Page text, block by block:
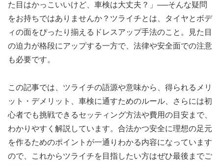
た目はかっこいいけど、車検は大丈夫？」──そんな疑問
をお持ちではありませんか？ツライチとは、タイヤとボデ
ィの面をぴったり揃えるドレスアップ手法のこと。見た目
の迫力が格段にアップする一方で、法律や安全面での注意
も必要です。
この記事では、ツライチの語源や意味から、得られるメリ
ット・デメリット、車検に通すためのルール、さらには初
心者でも挑戦できるセッティング方法や費用の目安まで、
わかりやすく解説しています。合法かつ安全に理想の足元
を作るためのポイントが一通りわかる内容になっています
ので、これからツライチを目指したい方はぜひ最後までご